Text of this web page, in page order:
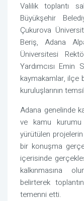
Valilik toplantı
Büyükşehir
Çukurova
Beriş, Adana
Üniversitesi
Yardımcısı
kaymakamlar, ilçe
kuruluşlarının
Adana genelinde
ve kamu kurumu
yürütülen projelerin
bir konuşma
içerisinde
kalkınmasına
belirterek
temenni etti.